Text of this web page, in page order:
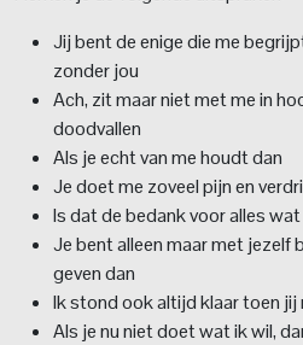
Jij bent de enige die me
zonder jou
Ach, zit maar niet met me in
doodvallen
Als je echt van me houdt dan
Je doet me zoveel pijn en
Is dat de bedank voor alles
Je bent alleen maar met jezelf
geven dan
Ik stond ook altijd klaar toen jij
Als je nu niet doet wat ik wil,